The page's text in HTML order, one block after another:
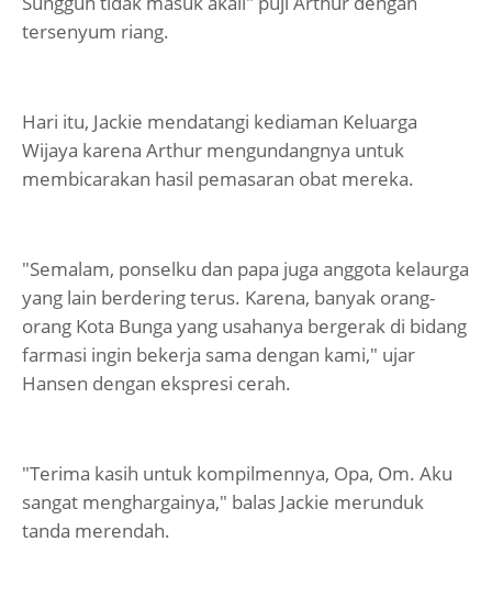
tersenyum riang.
Hari itu, Jackie mendatangi kediaman Keluarga
Wijaya karena Arthur mengundangnya untuk
membicarakan hasil pemasaran obat mereka.
"Semalam, ponselku dan papa juga anggota kelaurga
yang lain berdering terus. Karena, banyak orang-
orang Kota Bunga yang usahanya bergerak di bidang
farmasi ingin bekerja sama dengan kami," ujar
Hansen dengan ekspresi cerah.
"Terima kasih untuk kompilmennya, Opa, Om. Aku
sangat menghargainya," balas Jackie merunduk
tanda merendah.